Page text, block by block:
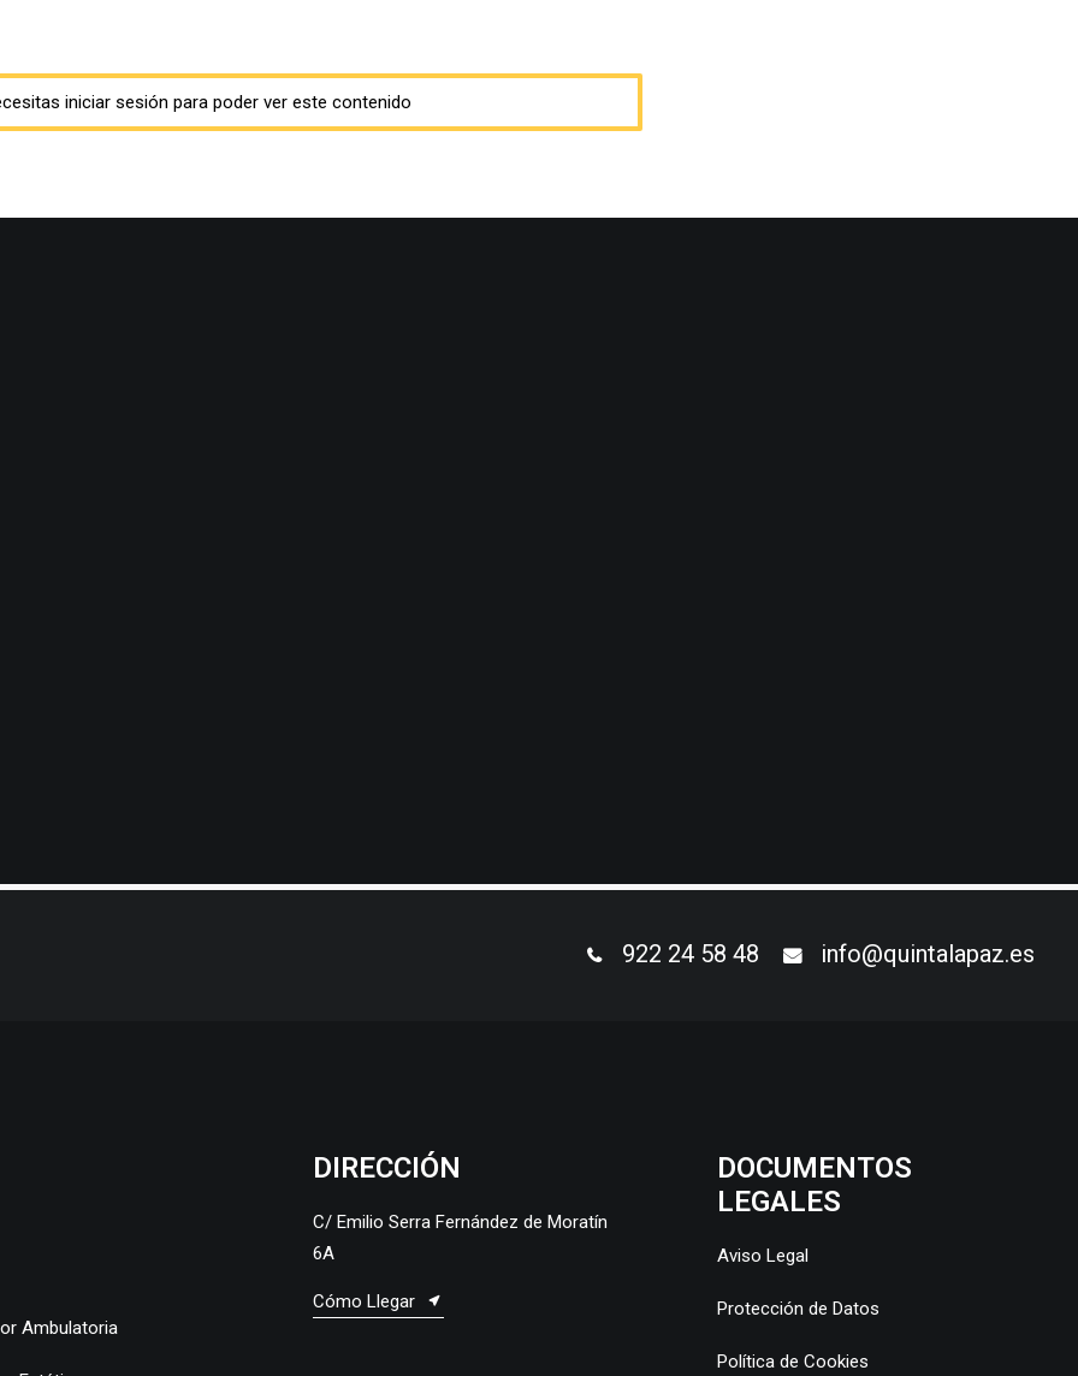
iniciar sesión para poder ver este contenido
922 24 58 48 info@quintalapaz.es
Ambulatoria
DIRECCIÓN
C/ Emilio Serra Fernández de Moratín
6A
Cómo Llegar
DOCUMENTOS
LEGALES
Aviso Legal
Protección de Datos
Política de Cookies